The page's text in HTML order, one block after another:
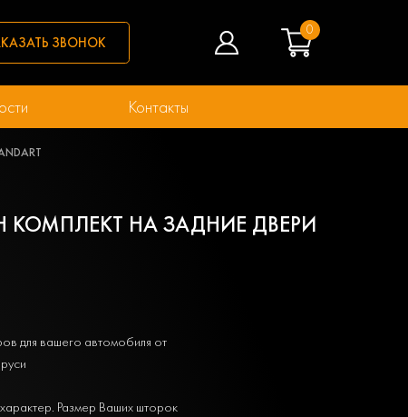
ЗВОНОК
0
Контакты
КОМПЛЕКТ НА ЗАДНИЕ ДВЕРИ
для вашего автомобиля от
Размер Ваших шторок